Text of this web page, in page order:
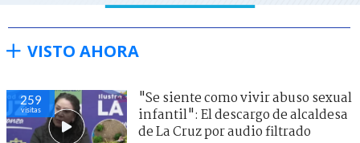
VISTO AHORA
259
visitas
"Se siente como vivir abuso sexual
infantil": El descargo de alcaldesa
de La Cruz por audio filtrado